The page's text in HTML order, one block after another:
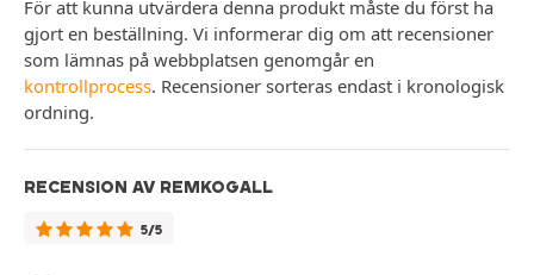
För att kunna utvärdera denna produkt måste du först ha
gjort en beställning. Vi informerar dig om att recensioner
som lämnas på webbplatsen genomgår en
kontrollprocess. Recensioner sorteras endast i kronologisk
ordning.
RECENSION AV REMKOGALL
5/5